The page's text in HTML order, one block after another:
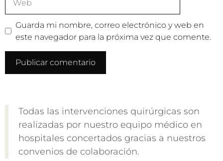
Guarda mi nombre, correo electrónico y web en
este navegador para la próxima vez que comente.
Todas las intervenciones quirúrgicas son
realizadas por nuestro equipo médico en
hospitales concertados gracias a nuestros
convenios de colaboración.